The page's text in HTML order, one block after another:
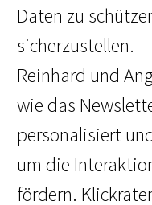
Daten zu
sicherzustellen.
Reinhard und
wie das
personalisiert
um die
fördern.